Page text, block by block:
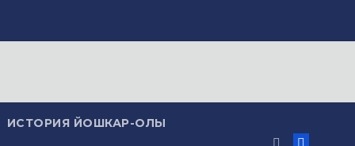
ИСТОРИЯ ЙОШКАР-ОЛЫ